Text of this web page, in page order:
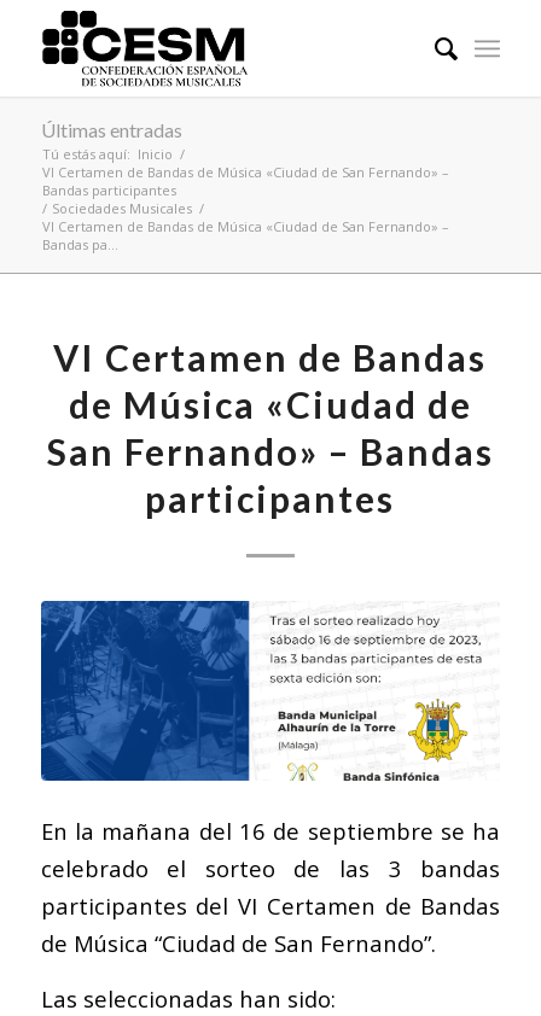
Últimas entradas
Tú estás aquí: Inicio /
VI Certamen de Bandas de Música «Ciudad de San Fernando» –
Bandas participantes
/ Sociedades Musicales /
VI Certamen de Bandas de Música «Ciudad de San Fernando» –
Bandas pa...
VI Certamen de Bandas
de Música «Ciudad de
San Fernando» – Bandas
participantes
En la mañana del 16 de septiembre se ha
celebrado el sorteo de las 3 bandas
participantes del VI Certamen de Bandas
de Música “Ciudad de San Fernando”.
Las seleccionadas han sido: